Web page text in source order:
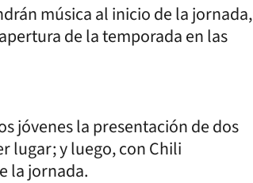
música al inicio de la jornada,
de la temporada en las
jóvenes la presentación de dos
lugar; y luego, con Chili
la jornada.